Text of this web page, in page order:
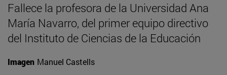
Fallece la profesora de la Universidad Ana
María Navarro, del primer equipo directivo
del Instituto de Ciencias de la Educación
Imagen Manuel Castells